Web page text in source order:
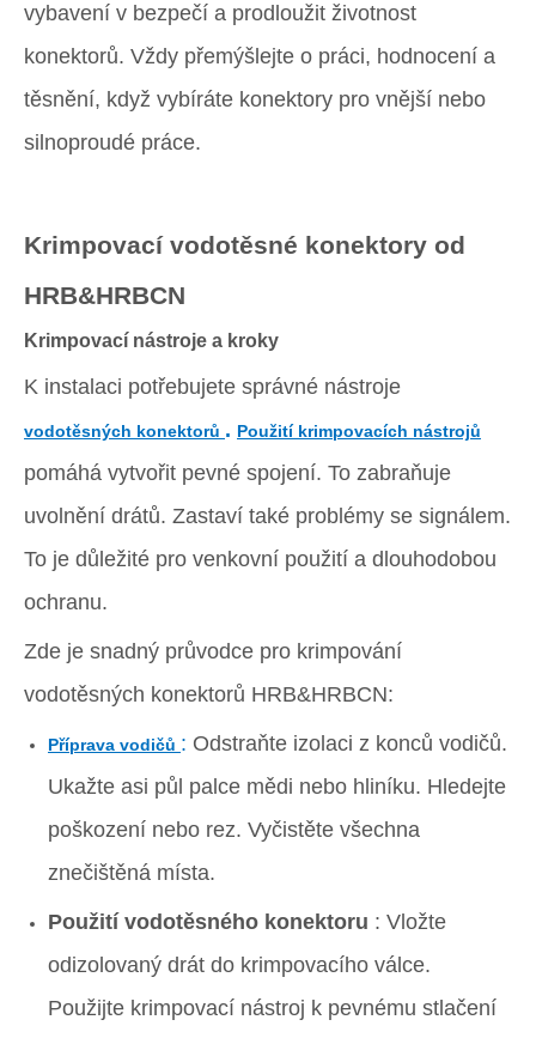
vybavení v bezpečí a prodloužit životnost
konektorů. Vždy přemýšlejte o práci, hodnocení a
těsnění, když vybíráte konektory pro vnější nebo
silnoproudé práce.
Krimpovací vodotěsné konektory od
HRB&HRBCN
Krimpovací nástroje a kroky
K instalaci potřebujete správné nástroje
vodotěsných konektorů . Použití krimpovacích nástrojů
pomáhá vytvořit pevné spojení. To zabraňuje
uvolnění drátů. Zastaví také problémy se signálem.
To je důležité pro venkovní použití a dlouhodobou
ochranu.
Zde je snadný průvodce pro krimpování
vodotěsných konektorů HRB&HRBCN:
Příprava vodičů : Odstraňte izolaci z konců vodičů.
Ukažte asi půl palce mědi nebo hliníku. Hledejte
poškození nebo rez. Vyčistěte všechna
znečištěná místa.
Použití vodotěsného konektoru : Vložte
odizolovaný drát do krimpovacího válce.
Použijte krimpovací nástroj k pevnému stlačení